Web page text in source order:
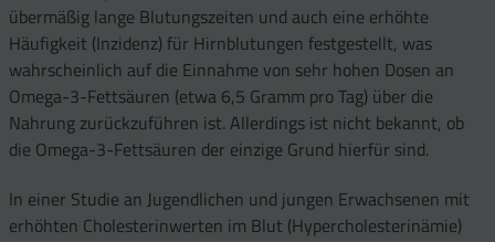
übermäßig lange Blutungszeiten und auch eine erhöhte
Häufigkeit (Inzidenz) für Hirnblutungen festgestellt, was
wahrscheinlich auf die Einnahme von sehr hohen Dosen an
Omega-3-Fettsäuren (etwa 6,5 Gramm pro Tag) über die
Nahrung zurückzuführen ist. Allerdings ist nicht bekannt, ob
die Omega-3-Fettsäuren der einzige Grund hierfür sind.
In einer Studie an Jugendlichen und jungen Erwachsenen mit
erhöhten Cholesterinwerten im Blut (Hypercholesterinämie)